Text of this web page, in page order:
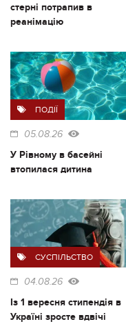
стерні потрапив в
реанімацію
ПОДІЇ
05.08.26
У Рівному в басейні
втопилася дитина
СУСПІЛЬСТВО
04.08.26
Із 1 вересня стипендія в
Україні зросте вдвічі